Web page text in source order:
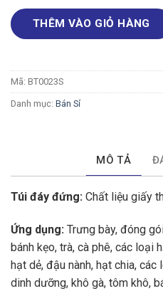
THÊM VÀO GIỎ HÀNG
Mã: BT0023S
Danh mục: Bán Sỉ
MÔ TẢ
Túi đáy đứng: Chất liệu giấy
Ứng dụng: Trưng bày, đóng
bánh kẹo, trà, cà phê, các loại
hạt dẻ, đậu nành, hạt chia,
dinh dưỡng, khô gà, tôm khô,